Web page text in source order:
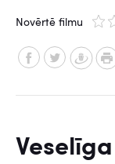
Novērtē filmu